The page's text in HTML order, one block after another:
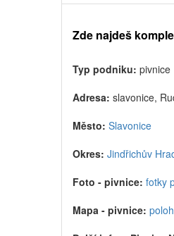
Zde najdeš
Typ podniku: pivnice
Adresa: slavonice,
Město: Slavonice
Okres: Jindřichův
Foto - pivnice: fotky
Mapa - pivnice: